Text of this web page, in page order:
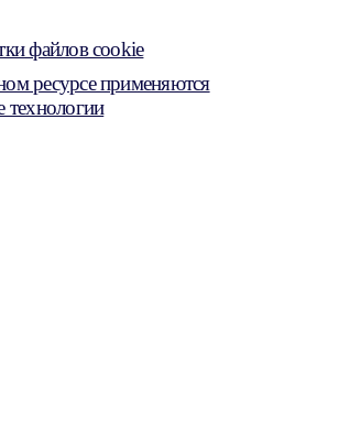
файлов cookie
ресурсе применяются
технологии